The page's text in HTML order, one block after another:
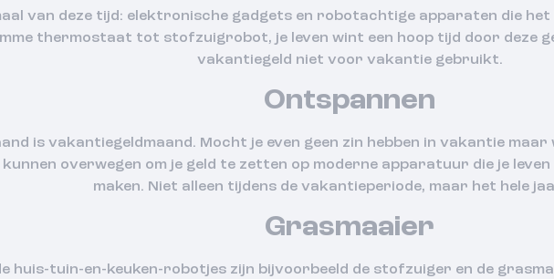
van deze tijd: elektronische gadgets en robotachtige apparaten die het
thermostaat tot stofzuigrobot, je leven wint een hoop tijd door deze
vakantiegeld niet voor vakantie gebruikt.
Ontspannen
is vakantiegeldmaand. Mocht je even geen zin hebben in vakantie maar
kunnen overwegen om je geld te zetten op moderne apparatuur die je
maken. Niet alleen tijdens de vakantieperiode, maar het hele
Grasmaaier
huis-tuin-en-keuken-robotjes zijn bijvoorbeeld de stofzuiger en de